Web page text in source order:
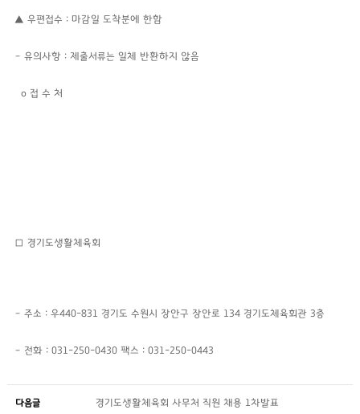
▲ 우편접수 : 마감일 도착분에 한함
– 유의사항 : 제출서류는 일체 반환하지 않음
o 접 수 처
□ 경기도생활체육회
– 주소 : 우440-831 경기도 수원시 장안구 장안로 134 경기도체육회관 3층
– 전화 : 031-250-0430 팩스 : 031-250-0443
다음글 경기도생활체육회 사무처 직원 채용 1차발표